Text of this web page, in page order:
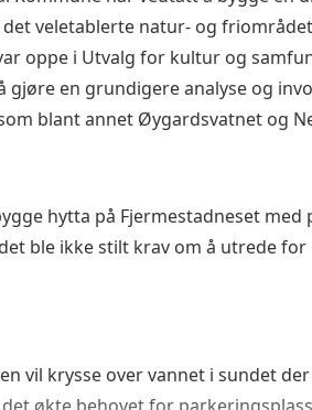
det veletablerte natur- og
oppe i Utvalg for kultur og
gjøre en grundigere analyse og
blant annet Øygardsvatnet og
hytta på Fjermestadneset
ble ikke stilt krav om å utrede
vil krysse over vannet i sundet